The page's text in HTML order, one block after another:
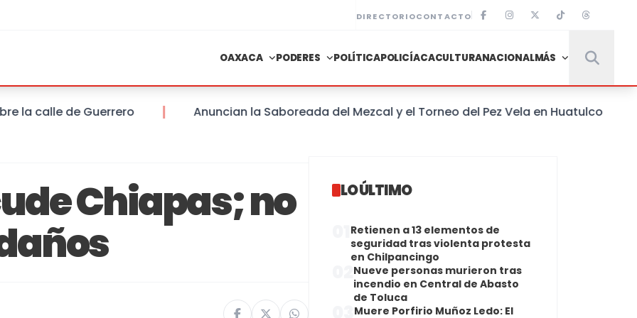
DIRECTORIOCONTACTO
OAXACA PODERES POLÍTICAPOLICÍACACULTURANACIONALMÁS
calle de Guerrero Anuncian la Saboreada del Mezcal y el Torneo del Pez Vela en Huatulco
Chiapas; no LO ÚLTIMO
Retienen a 13 elementos de
seguridad tras violenta protesta
en Chilpancingo
Nueve personas murieron tras
incendio en Central de Abasto
de Toluca
Muere Porfirio Muñoz Ledo: El